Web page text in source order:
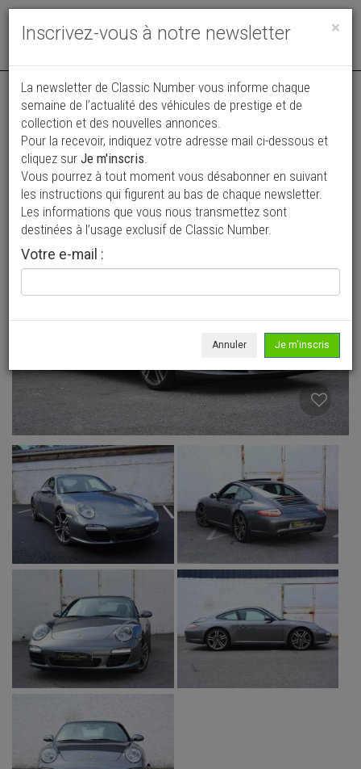
Toggle
Annonce actualisée le 07/08/2026 ( hier )
Porsche 997 .2 Carrera 3.6l coupé
69 500 €
2011 Coupé 77 300 km
×
Inscrivez-vous à notre newsletter
La newsletter de Classic Number vous informe chaque
semaine de l’actualité des véhicules de prestige et de
collection et des nouvelles annonces.
Pour la recevoir, indiquez votre adresse mail ci-dessous et
cliquez sur Je m'inscris.
Vous pourrez à tout moment vous désabonner en suivant
les instructions qui figurent au bas de chaque newsletter.
Les informations que vous nous transmettez sont
destinées à l’usage exclusif de Classic Number.
Votre e-mail :
Annuler Je m'inscris